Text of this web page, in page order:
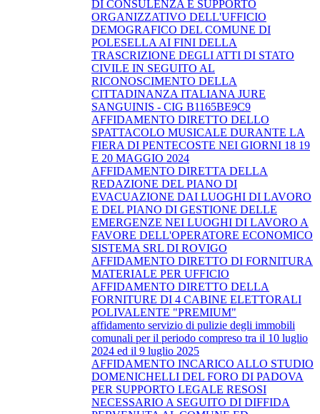
DI CONSULENZA E SUPPORTO
ORGANIZZATIVO DELL'UFFICIO
DEMOGRAFICO DEL COMUNE DI
POLESELLA AI FINI DELLA
TRASCRIZIONE DEGLI ATTI DI STATO
CIVILE IN SEGUITO AL
RICONOSCIMENTO DELLA
CITTADINANZA ITALIANA JURE
SANGUINIS - CIG B1165BE9C9
AFFIDAMENTO DIRETTO DELLO
SPATTACOLO MUSICALE DURANTE LA
FIERA DI PENTECOSTE NEI GIORNI 18 19
E 20 MAGGIO 2024
AFFIDAMENTO DIRETTA DELLA
REDAZIONE DEL PIANO DI
EVACUAZIONE DAI LUOGHI DI LAVORO
E DEL PIANO DI GESTIONE DELLE
EMERGENZE NEI LUOGHI DI LAVORO A
FAVORE DELL'OPERATORE ECONOMICO
SISTEMA SRL DI ROVIGO
AFFIDAMENTO DIRETTO DI FORNITURA
MATERIALE PER UFFICIO
AFFIDAMENTO DIRETTO DELLA
FORNITURE DI 4 CABINE ELETTORALI
POLIVALENTE "PREMIUM"
affidamento servizio di pulizie degli immobili
comunali per il periodo compreso tra il 10 luglio
2024 ed il 9 luglio 2025
AFFIDAMENTO INCARICO ALLO STUDIO
DOMENICHELLI DEL FORO DI PADOVA
PER SUPPORTO LEGALE RESOSI
NECESSARIO A SEGUITO DI DIFFIDA